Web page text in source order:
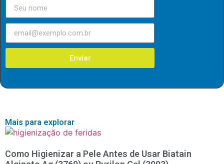
Enviar
Mais para explorar
Como Higienizar a Pele Antes de Usar Biatain